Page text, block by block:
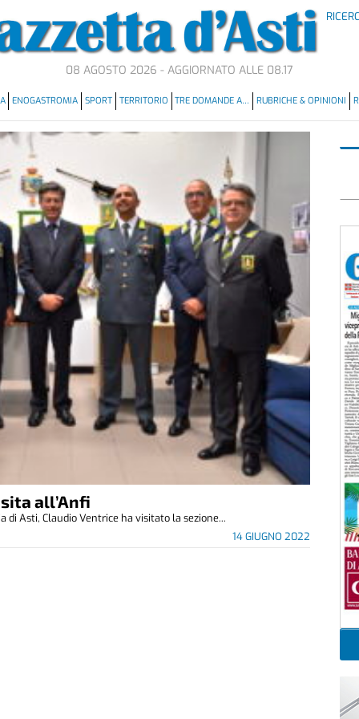
08 AGOSTO 2026 - AGGIORNATO ALLE 08.17
ENOGASTROMIA SPORT TERRITORIO TRE DOMANDE A… RUBRICHE & OPINIONI
all’Anfi
14 GIUGNO 2022
Asti, Claudio Ventrice ha visitato la sezione...